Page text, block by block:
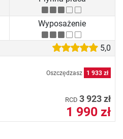
Wyposażenie
5,0
Oszczędzasz 1 933 zł
RCD 3 923 zł
1 990 zł